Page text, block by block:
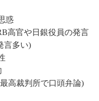
惑
高官や日銀役員の発言
言多い)
高裁判所で口頭弁論)